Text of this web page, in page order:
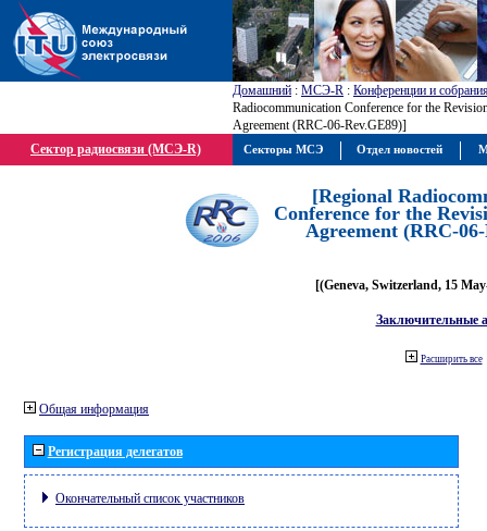
Домашний : МСЭ-R : Конференции и
Radiocommunication Conference for the
Agreement (RRC-06-Rev.GE89)]
Сектор радиосвязи (МСЭ-R)
[Regional
Conference for the
Agreement (RRC-
[(Geneva, Switzerland, 15
Заключительные
Расширить все
Общая информация
Регистрация делегатов
Окончательный список участников
Секторы МСЭ Отдел новостей